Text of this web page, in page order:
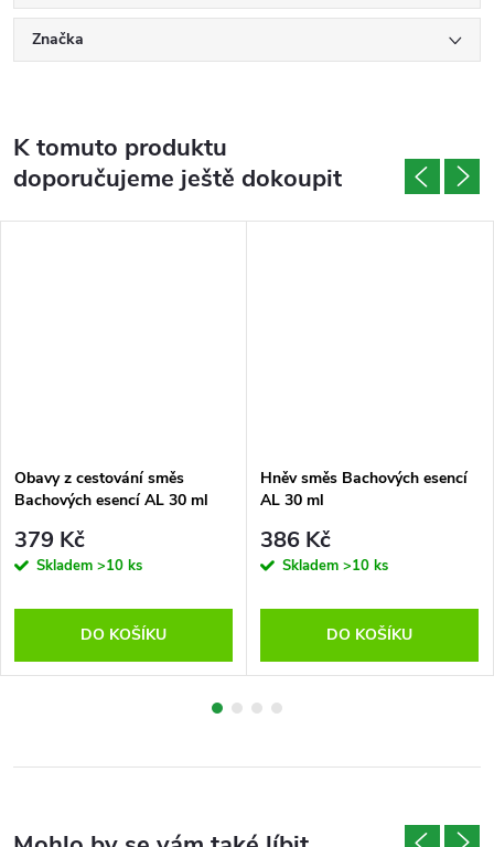
Značka
K tomuto produktu
doporučujeme ještě dokoupit
Obavy z cestování směs
Bachových esencí AL 30 ml
379 Kč
Skladem >10 ks
DO KOŠÍKU
Hněv směs Bachových esencí
AL 30 ml
386 Kč
Skladem >10 ks
DO KOŠÍKU